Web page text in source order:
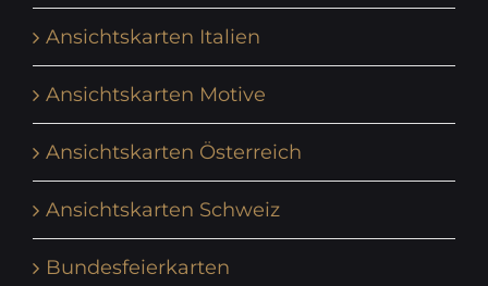
Ansichtskarten Italien
Ansichtskarten Motive
Ansichtskarten Österreich
Ansichtskarten Schweiz
Bundesfeierkarten